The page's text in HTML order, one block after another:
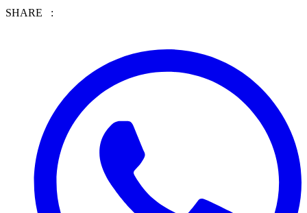
SHARE :